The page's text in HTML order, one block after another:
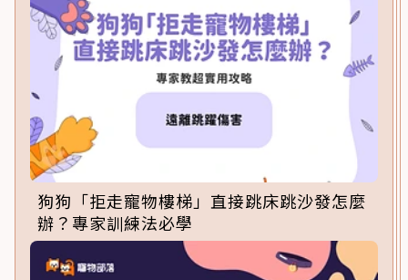
狗狗「拒走寵物樓梯」直接跳床跳沙發怎麼
辦？專家訓練法必學